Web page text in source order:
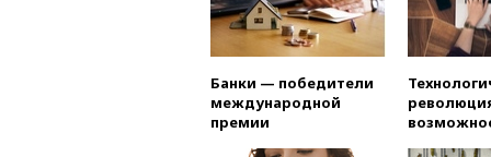
Банки — победители
международной
премии